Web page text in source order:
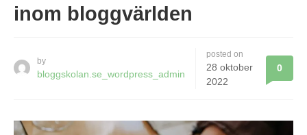
inom bloggvärlden
by
bloggskolan.se_wordpress_admin
posted on
28 oktober
2022
0